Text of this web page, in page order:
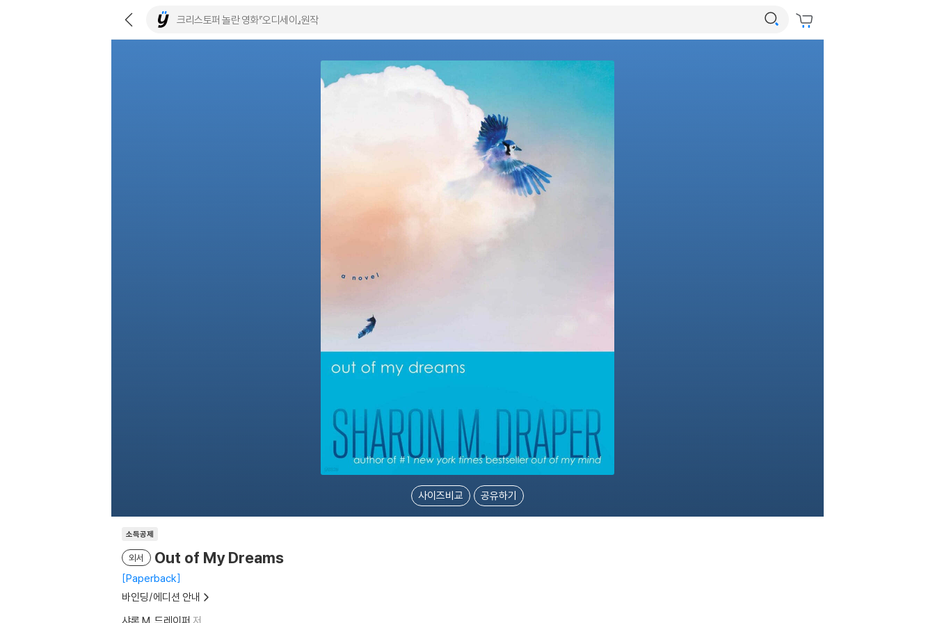
사이즈비교 공유하기
소득공제
외서 Out of My Dreams
Paperback
바인딩/에디션 안내